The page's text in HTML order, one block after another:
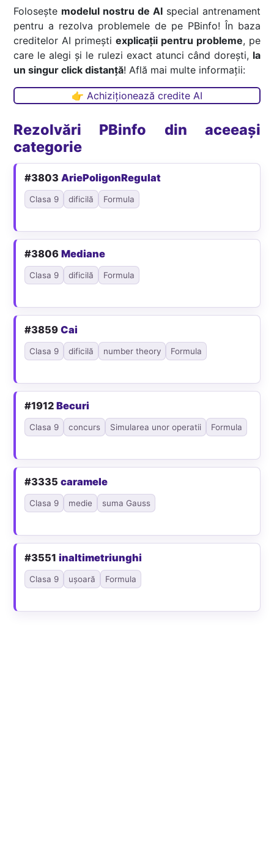
Folosește modelul nostru de AIspecial antrenament
pentru a rezolva problemele de pe PBinfo! În baza
creditelor AI primești explicații pentru probleme, pe
care le alegi și le rulezi exact atunci când dorești, la
un singur click distanță! Află mai multe informații:
👉 Achiziționează credite AI
Rezolvări PBinfo din aceeași
categorie
#3803AriePoligonRegulat
Clasa 9 dificilă Formula
#3806Mediane
Clasa 9 dificilă Formula
#3859Cai
Clasa 9 dificilă number theory Formula
#1912Becuri
Clasa 9 concurs Simularea unor operatii Formula
#3335caramele
Clasa 9 medie suma Gauss
#3551inaltimetriunghi
Clasa 9 ușoară Formula